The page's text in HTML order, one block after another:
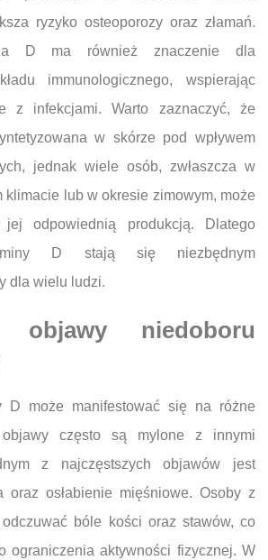
ryzyko osteoporozy oraz złamań.
D ma również znaczenie dla
immunologicznego, wspierając
z infekcjami. Warto zaznaczyć, że
w skórze pod wpływem
jednak wiele osób, zwłaszcza w
klimacie lub w okresie zimowym, może
odpowiednią produkcją. Dlatego
D stają się niezbędnym
dla wielu ludzi.
niedoboru
D może manifestować się na różne
często są mylone z innymi
z najczęstszych objawów jest
oraz osłabienie mięśniowe. Osoby z
bóle kości oraz stawów, co
ograniczenia aktywności fizycznej. W